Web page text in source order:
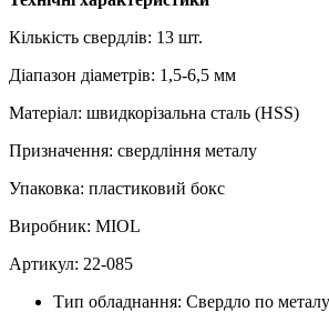
Кількість свердлів: 13 шт.
Діапазон діаметрів: 1,5-6,5 мм
Матеріал: швидкорізальна сталь (HSS)
Призначення: свердління металу
Упаковка: пластиковий бокс
Виробник: MIOL
Артикул: 22‑085
Тип обладнання: Свердло по металу